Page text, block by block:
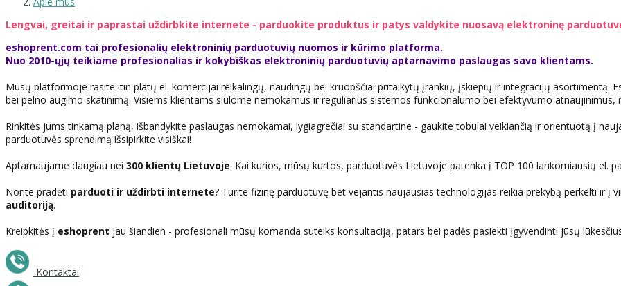
Lengvai, greitai ir paprastai uždirbkite internete - parduokite produktus ir patys valdykite nuosavą elektroninę
eshoprent.com tai profesionalių elektroninių parduotuvių nuomos ir kūrimo platforma.
Nuo 2010-ųjų teikiame profesionalias ir kokybiškas elektroninių parduotuvių aptarnavimo paslaugas savo klientams.
Mūsų platformoje rasite itin platų el. komercijai reikalingų, naudingų bei kruopščiai pritaikytų įrankių, įskiepių ir integracijų asortimentą.
bei pelno augimo skatinimą. Visiems klientams siūlome nemokamus ir reguliarius sistemos funkcionalumo bei efektyvumo atnaujinimus,
Rinkitės jums tinkamą planą, išbandykite paslaugas nemokamai, lygiagrečiai su standartine - gaukite tobulai veikiančią ir orientuotą į
parduotuvės sprendimą išsipirkite visiškai!
Aptarnaujame daugiau nei 300 klientų Lietuvoje. Kai kurios, mūsų kurtos, parduotuvės Lietuvoje patenka į TOP 100 lankomiausių el.
Norite pradėti parduoti ir uždirbti internete? Turite fizinę parduotuvę bet vejantis naujausias technologijas reikia prekybą perkelti ir į
auditoriją.
Kreipkitės į eshoprent jau šiandien - profesionali mūsų komanda suteiks konsultaciją, patars bei padės pasiekti įgyvendinti jūsų
Kontaktai